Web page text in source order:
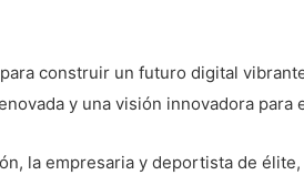
construir un futuro digital
y una visión innovadora para
la empresaria y deportista de